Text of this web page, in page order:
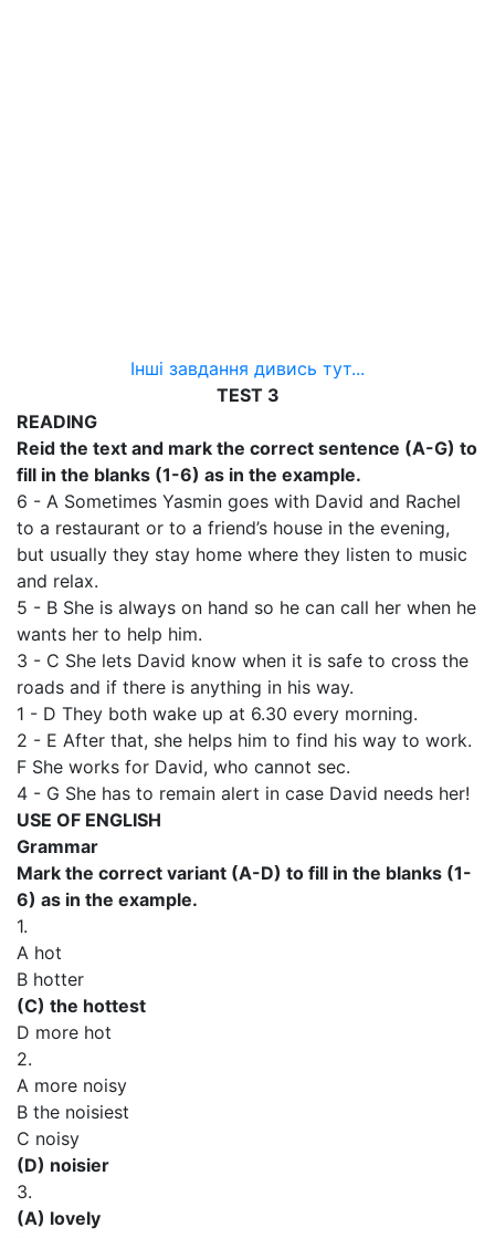
Інші завдання дивись тут...
TEST З
READING
Reid the text and mark the correct sentence (A-G) to
fill in the blanks (1-6) as in the example.
6 - A Sometimes Yasmin goes with David and Rachel
to a restaurant or to a friend’s house in the evening,
but usually they stay home where they listen to music
and relax.
5 - В She is always on hand so he can call her when he
wants her to help him.
3 - C She lets David know when it is safe to cross the
roads and if there is anything in his way.
1 - D They both wake up at 6.30 every morning.
2 - E After that, she helps him to find his way to work.
F She works for David, who cannot sec.
4 - G She has to remain alert in case David needs her!
USE OF ENGLISH
Grammar
Mark the correct variant (A-D) to fill in the blanks (1-
6) as in the example.
1.
A hot
В hotter
(C) the hottest
D more hot
2.
A more noisy
B the noisiest
C noisy
(D) noisier
3.
(A) lovely